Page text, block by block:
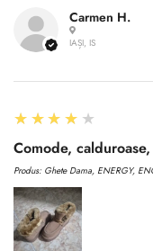
Carmen H.
IAȘI, IS
4
★★★★★
Comode,
Produs: Ghete Dama, ENERGY,